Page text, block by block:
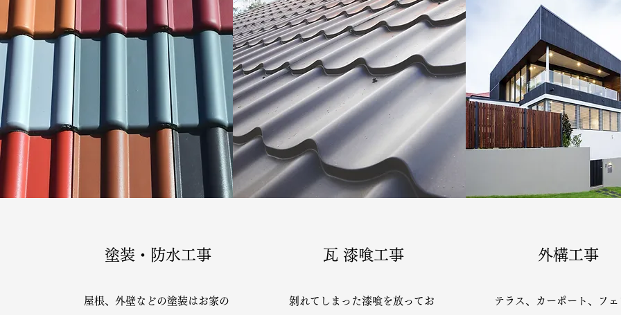
塗装・防水工事
屋根、外壁などの塗装はお家の
瓦 漆喰工事
剝れてしまった漆喰を放ってお
外構工事
テラス、カーポート、フェ